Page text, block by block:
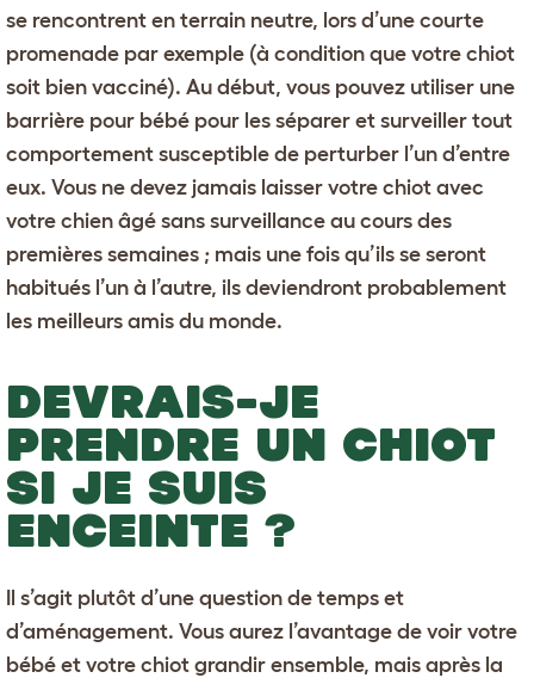
se rencontrent en terrain neutre, lors d’une courte
promenade par exemple (à condition que votre chiot
soit bien vacciné). Au début, vous pouvez utiliser une
barrière pour bébé pour les séparer et surveiller tout
comportement susceptible de perturber l’un d’entre
eux. Vous ne devez jamais laisser votre chiot avec
votre chien âgé sans surveillance au cours des
premières semaines ; mais une fois qu’ils se seront
habitués l’un à l’autre, ils deviendront probablement
les meilleurs amis du monde.
DEVRAIS-JE
PRENDRE UN CHIOT
SI JE SUIS
ENCEINTE ?
Il s’agit plutôt d’une question de temps et
d’aménagement. Vous aurez l’avantage de voir votre
bébé et votre chiot grandir ensemble, mais après la